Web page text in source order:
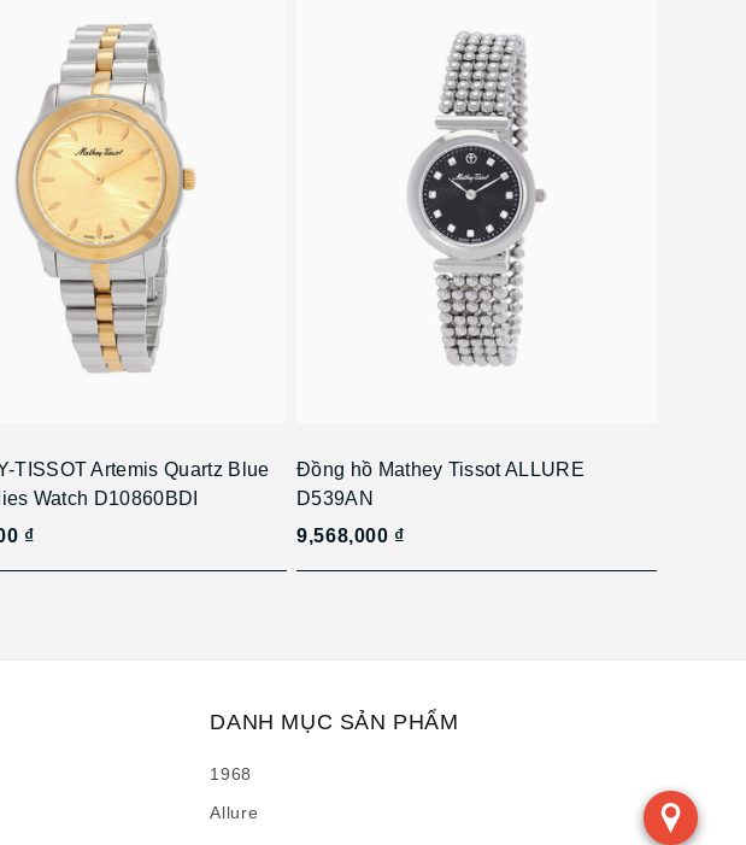
TISSOT Artemis Quartz Blue
Watch D10860BDI
₫
Đồng hồ Mathey Tissot ALLURE
D539AN
9,568,000 ₫
DANH MỤC SẢN PHẨM
1968
Allure